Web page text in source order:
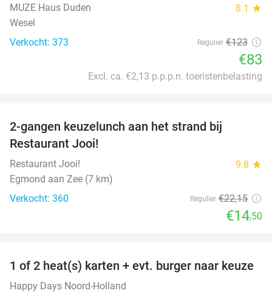
MUZE Haus Duden 8.1 star
Wesel
Verkocht: 373
Regulier €123
€83
Excl. ca. €2,13 p.p.p.n. toeristenbelasting
2-gangen keuzelunch aan het strand bij
Restaurant Jooi!
Restaurant Jooi! 9.8 star
Egmond aan Zee (7 km)
Verkocht: 360
Regulier €22,15
€14,50
19%
1 of 2 heat(s) karten + evt. burger naar keuze
Happy Days Noord-Holland